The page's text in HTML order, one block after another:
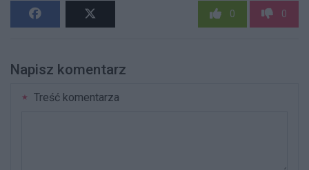
0 0
Napisz komentarz
Treść komentarza